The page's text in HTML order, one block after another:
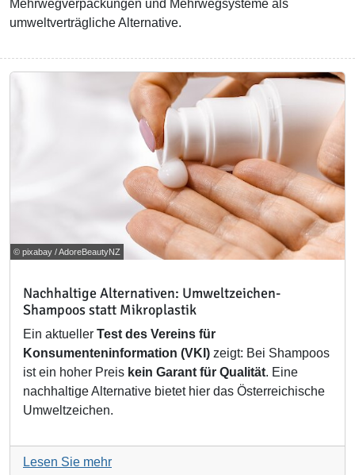
Mehrwegverpackungen und Mehrwegsysteme als
umweltverträgliche Alternative.
© pixabay / AdoreBeautyNZ
Nachhaltige Alternativen: Umweltzeichen-
Shampoos statt Mikroplastik
Ein aktueller Test des Vereins für
Konsumenteninformation (VKI) zeigt: Bei Shampoos
ist ein hoher Preis kein Garant für Qualität. Eine
nachhaltige Alternative bietet hier das Österreichische
Umweltzeichen.
Lesen Sie mehr